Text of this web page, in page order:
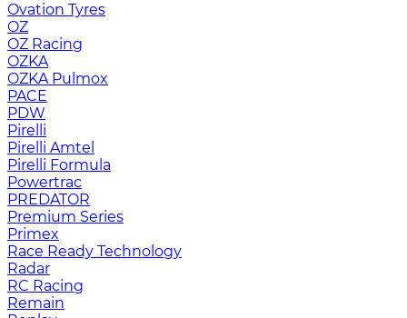
Ovation Tyres
OZ
OZ Racing
OZKA
OZKA Pulmox
PACE
PDW
Pirelli
Pirelli Amtel
Pirelli Formula
Powertrac
PREDATOR
Premium Series
Primex
Race Ready Technology
Radar
RC Racing
Remain